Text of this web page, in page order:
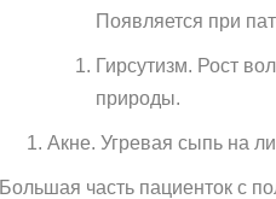
Появляется при
Гирсутизм. Рост
природы.
Акне. Угревая сыпь на
Большая часть пациенток с